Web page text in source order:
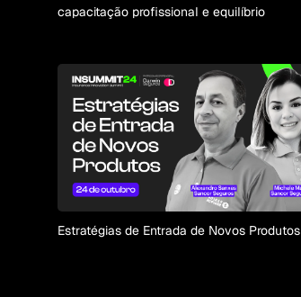
capacitação profissional e equilíbrio
Estratégias de Entrada de Novos Produtos